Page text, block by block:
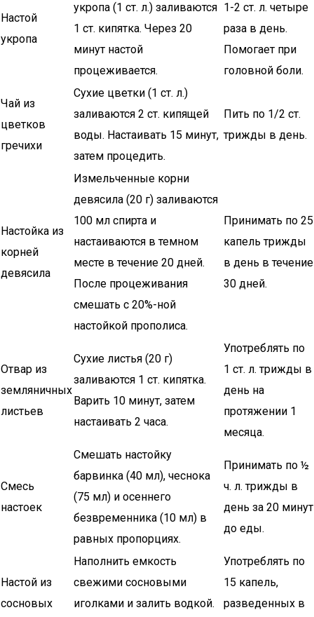
Настой
укропа
укропа (1 ст. л.) заливаются
1 ст. кипятка. Через 20
минут настой
процеживается.
1-2 ст. л. четыре
раза в день.
Помогает при
головной боли.
Чай из
цветков
гречихи
Сухие цветки (1 ст. л.)
заливаются 2 ст. кипящей
воды. Настаивать 15 минут,
затем процедить.
Пить по 1/2 ст.
трижды в день.
Настойка из
корней
девясила
Измельченные корни
девясила (20 г) заливаются
100 мл спирта и
настаиваются в темном
месте в течение 20 дней.
После процеживания
смешать с 20%-ной
настойкой прополиса.
Принимать по 25
капель трижды
в день в течение
30 дней.
Отвар из
земляничных
листьев
Сухие листья (20 г)
заливаются 1 ст. кипятка.
Варить 10 минут, затем
настаивать 2 часа.
Употреблять по
1 ст. л. трижды в
день на
протяжении 1
месяца.
Смесь
настоек
Смешать настойку
барвинка (40 мл), чеснока
(75 мл) и осеннего
безвременника (10 мл) в
равных пропорциях.
Принимать по ½
ч. л. трижды в
день за 20 минут
до еды.
Настой из
сосновых
Наполнить емкость
свежими сосновыми
иголками и залить водкой.
Употреблять по
15 капель,
разведенных в